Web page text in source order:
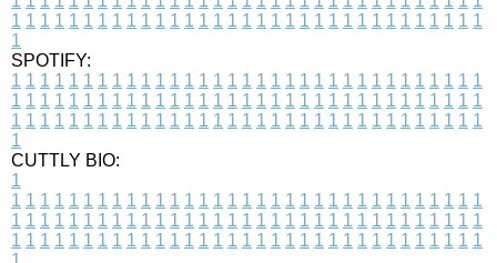
1 1 1 1 1 1 1 1 1 1 1 1 1 1 1 1 1 1 1 1 1 1 1 1 1 1 1 1 1 1 1 1 1
1
SPOTIFY:
1 1 1 1 1 1 1 1 1 1 1 1 1 1 1 1 1 1 1 1 1 1 1 1 1 1 1 1 1 1 1 1 1
1 1 1 1 1 1 1 1 1 1 1 1 1 1 1 1 1 1 1 1 1 1 1 1 1 1 1 1 1 1 1 1 1
1 1 1 1 1 1 1 1 1 1 1 1 1 1 1 1 1 1 1 1 1 1 1 1 1 1 1 1 1 1 1 1 1
1
CUTTLY BIO:
1
1 1 1 1 1 1 1 1 1 1 1 1 1 1 1 1 1 1 1 1 1 1 1 1 1 1 1 1 1 1 1 1 1
1 1 1 1 1 1 1 1 1 1 1 1 1 1 1 1 1 1 1 1 1 1 1 1 1 1 1 1 1 1 1 1 1
1 1 1 1 1 1 1 1 1 1 1 1 1 1 1 1 1 1 1 1 1 1 1 1 1 1 1 1 1 1 1 1 1